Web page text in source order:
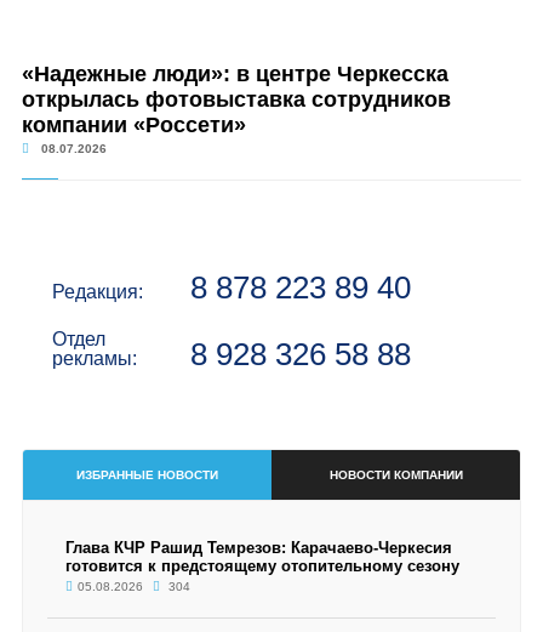
«Надежные люди»: в центре Черкесска
открылась фотовыставка сотрудников
компании «Россети»
08.07.2026
Редакция: 8 878 223 89 40
Отдел
рекламы:
8 928 326 58 88
ИЗБРАННЫЕ НОВОСТИ НОВОСТИ КОМПАНИИ
Глава КЧР Рашид Темрезов: Карачаево-Черкесия
готовится к предстоящему отопительному сезону
05.08.2026 304